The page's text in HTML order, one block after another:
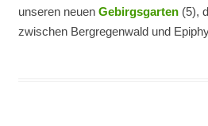
unseren neuenGebirgsgarten (5),
zwischen Bergregenwald und